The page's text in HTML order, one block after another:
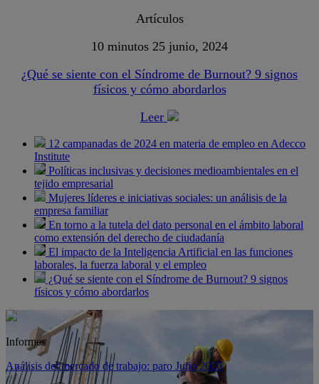
Artículos
10 minutos 25 junio, 2024
¿Qué se siente con el Síndrome de Burnout? 9 signos
físicos y cómo abordarlos
Leer
12 campanadas de 2024 en materia de empleo en Adecco
Institute
Políticas inclusivas y decisiones medioambientales en el
tejido empresarial
Mujeres líderes e iniciativas sociales: un análisis de la
empresa familiar
En torno a la tutela del dato personal en el ámbito laboral
como extensión del derecho de ciudadanía
El impacto de la Inteligencia Artificial en las funciones
laborales, la fuerza laboral y el empleo
¿Qué se siente con el Síndrome de Burnout? 9 signos
físicos y cómo abordarlos
Informes
Análisis del mercado de trabajo: paro Julio 2026